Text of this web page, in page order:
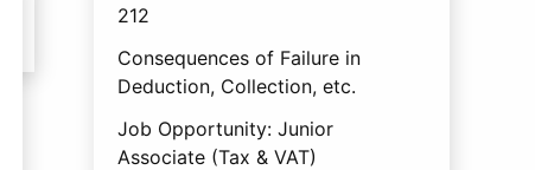
212
Consequences of Failure in
Deduction, Collection, etc.
Job Opportunity: Junior
Associate (Tax & VAT)